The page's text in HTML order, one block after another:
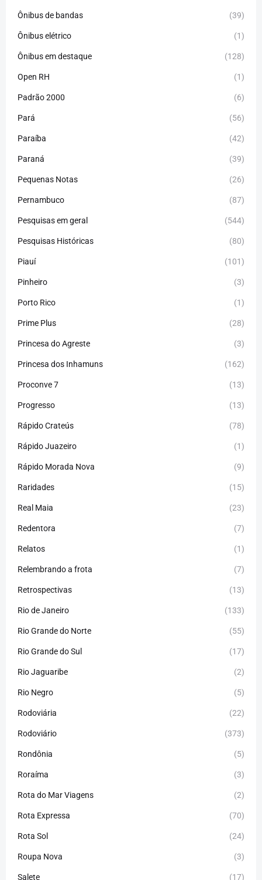
Ônibus de bandas (39)
Ônibus elétrico (1)
Ônibus em destaque (128)
Open RH (1)
Padrão 2000 (6)
Pará (56)
Paraíba (42)
Paraná (39)
Pequenas Notas (26)
Pernambuco (87)
Pesquisas em geral (544)
Pesquisas Históricas (80)
Piauí (101)
Pinheiro (3)
Porto Rico (1)
Prime Plus (28)
Princesa do Agreste (3)
Princesa dos Inhamuns (162)
Proconve 7 (13)
Progresso (13)
Rápido Crateús (78)
Rápido Juazeiro (1)
Rápido Morada Nova (9)
Raridades (15)
Real Maia (23)
Redentora (7)
Relatos (1)
Relembrando a frota (7)
Retrospectivas (13)
Rio de Janeiro (133)
Rio Grande do Norte (55)
Rio Grande do Sul (17)
Rio Jaguaribe (2)
Rio Negro (5)
Rodoviária (22)
Rodoviário (373)
Rondônia (5)
Roraíma (3)
Rota do Mar Viagens (2)
Rota Expressa (70)
Rota Sol (24)
Roupa Nova (3)
Salete (17)